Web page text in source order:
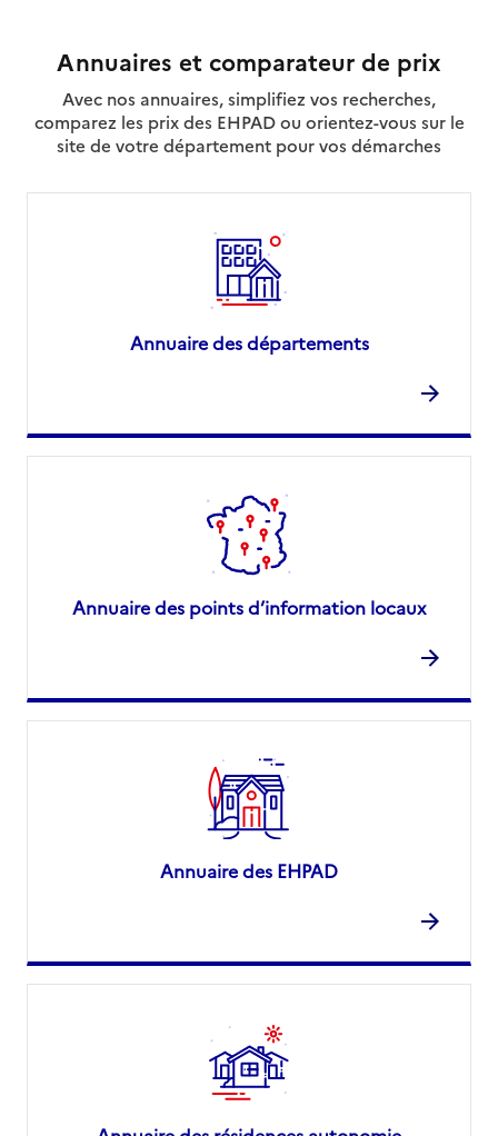
Annuaires et comparateur de prix
Avec nos annuaires, simplifiez vos recherches,
comparez les prix des EHPAD ou orientez-vous sur le
site de votre département pour vos démarches
Annuaire des départements
Annuaire des points d’information locaux
Annuaire des EHPAD